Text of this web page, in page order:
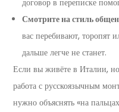
Смотрите на стиль
вас перебивают, торопят
дальше легче не станет.
Если вы живёте в Италии,
работа с русскоязычным
нужно объяснять «на